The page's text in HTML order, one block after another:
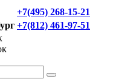
+7(495) 268-15-21
+7(812) 461-97-51